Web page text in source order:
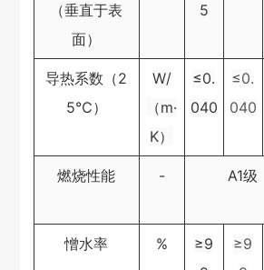
（垂直于表
面）
5
导热系数（2
5℃）
W/
（m·
K）
≤0.
040
≤0.
040
燃烧性能 - A1级
憎水率 %
≥9
≥9